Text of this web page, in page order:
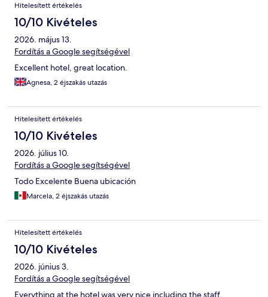
Hitelesített értékelés
10/10 Kivételes
2026. május 13.
Fordítás a Google segítségével
Excellent hotel, great location.
Agnesa, 2 éjszakás utazás
Hitelesített értékelés
10/10 Kivételes
2026. július 10.
Fordítás a Google segítségével
Todo Excelente Buena ubicación
Marcela, 2 éjszakás utazás
Hitelesített értékelés
10/10 Kivételes
2026. június 3.
Fordítás a Google segítségével
Everything at the hotel was very nice including the staff.